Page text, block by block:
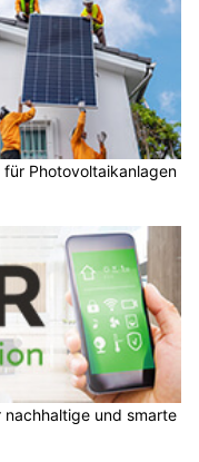
für Photovoltaikanlagen
nachhaltige und smarte